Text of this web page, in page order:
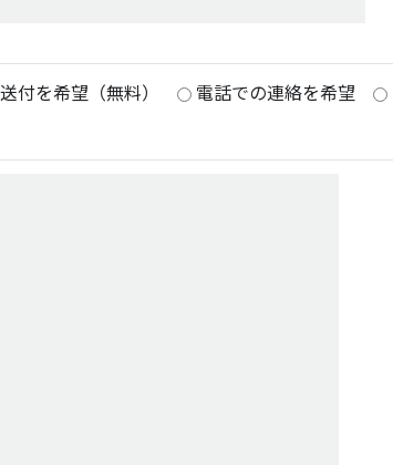
付を希望（無料） 電話での連絡を希望